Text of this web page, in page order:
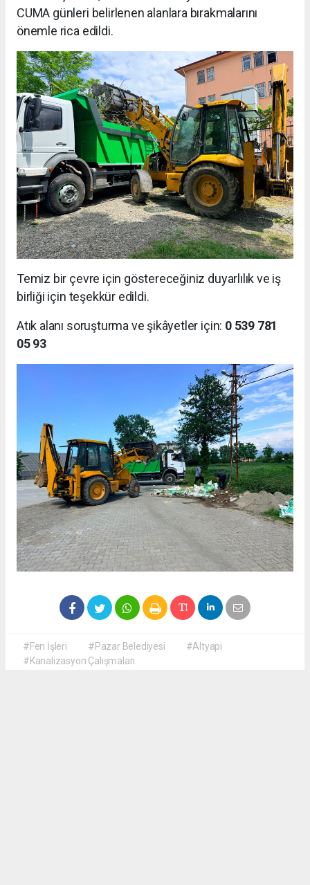
CUMA günleri belirlenen alanlara bırakmalarını
önemle rica edildi.
Temiz bir çevre için göstereceğiniz duyarlılık ve iş
birliği için teşekkür edildi.
Atık alanı soruşturma ve şikâyetler için: 0 539 781
05 93
#Fen İşleri #Pazar Belediyesi
#Altyapı
#Kanalizasyon Çalışmaları